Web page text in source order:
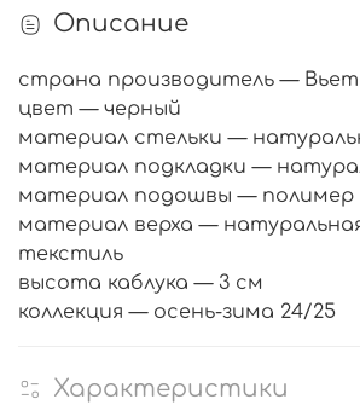
Описание
страна производитель —
цвет — черный
материал стельки —
материал подкладки —
материал подошвы — полимер
материал верха —
текстиль
высота каблука — 3 см
коллекция — осень-зима 24/25
Характеристики